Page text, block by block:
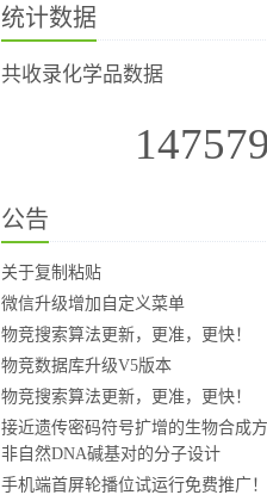
统计数据
共收录化学品数据
147579
公告
关于复制粘贴
微信升级增加自定义菜单
物竞搜索算法更新，更准，更快！
物竞数据库升级V5版本
物竞搜索算法更新，更准，更快！
接近遗传密码符号扩增的生物合成方
非自然DNA碱基对的分子设计
手机端首屏轮播位试运行免费推广！